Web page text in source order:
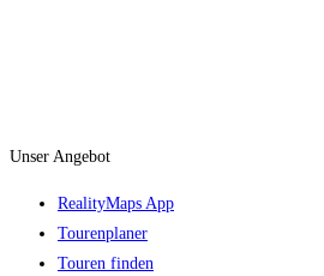
Unser Angebot
RealityMaps App
Tourenplaner
Touren finden